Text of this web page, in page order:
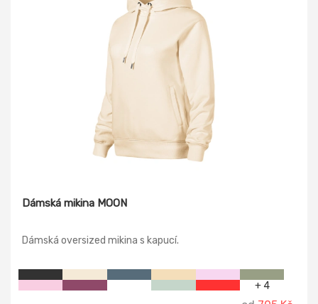
Dámská mikina MOON
Dámská oversized mikina s kapucí.
+ 4